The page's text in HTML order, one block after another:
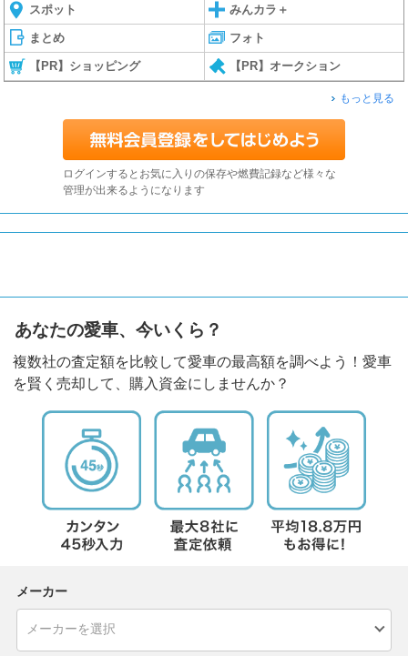
スポット みんカラ＋
まとめ フォト
【PR】ショッピング 【PR】オークション
もっと見る
ログインするとお気に入りの保存や燃費記録など様々な
管理が出来るようになります
あなたの愛車、今いくら？
複数社の査定額を比較して愛車の最高額を調べよう！愛車
を賢く売却して、購入資金にしませんか？
メーカー